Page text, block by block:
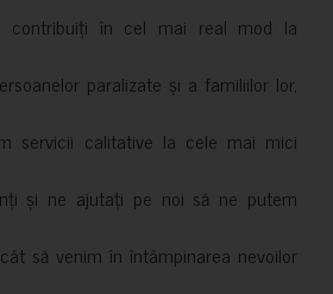
contribuiți în cel mai real mod la
paralizate și a familiilor lor,
servicii calitative la cele mai mici
și ne ajutați pe noi să ne putem
să venim în întâmpinarea nevoilor